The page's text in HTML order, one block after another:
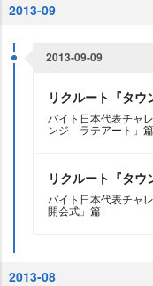
2013-09
2013-09-09
リクルート『タウ
バイト日本代表チャ
ンジ ラテアート」篇
リクルート『タウ
バイト日本代表チャ
開会式」篇
2013-08